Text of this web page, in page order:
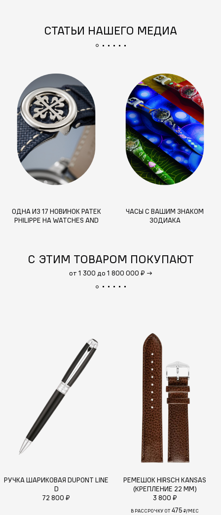
СТАТЬИ НАШЕГО МЕДИА
ОДНА ИЗ 17 НОВИНОК PATEK
PHILIPPE НА WATCHES AND
ЧАСЫ С ВАШИМ ЗНАКОМ
ЗОДИАКА
С ЭТИМ ТОВАРОМ ПОКУПАЮТ
от 1 300 до 1 800 000 ₽ →
РУЧКА ШАРИКОВАЯ DUPONT LINE
D
72 800 ₽
РЕМЕШОК HIRSCH KANSAS
(КРЕПЛЕНИЕ 22 ММ)
3 800 ₽
В РАССРОЧКУ ОТ 475 ₽/МЕС